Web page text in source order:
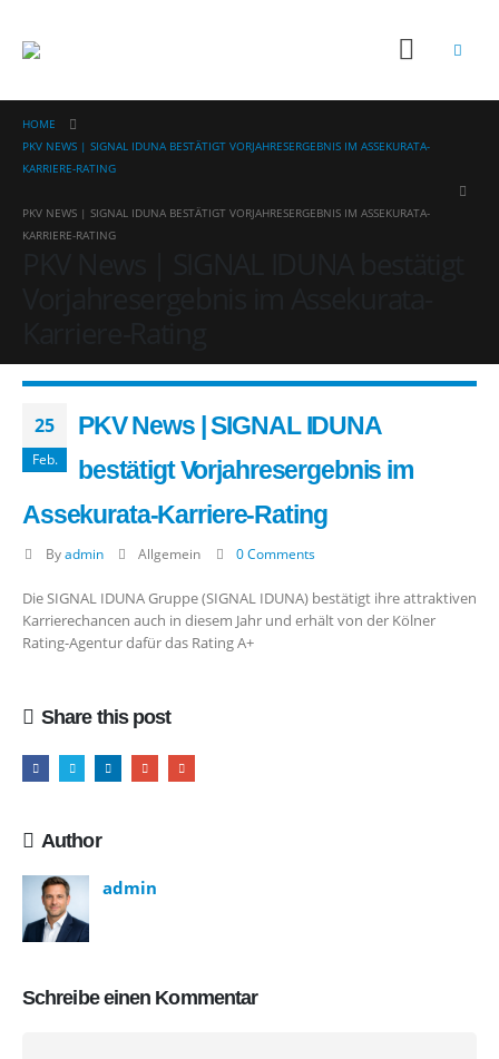
HOME
PKV NEWS | SIGNAL IDUNA BESTÄTIGT VORJAHRESERGEBNIS IM ASSEKURATA-
KARRIERE-RATING
PKV NEWS | SIGNAL IDUNA BESTÄTIGT VORJAHRESERGEBNIS IM ASSEKURATA-
KARRIERE-RATING
25
Feb.
PKV News | SIGNAL IDUNA
bestätigt Vorjahresergebnis im
Assekurata-Karriere-Rating
By admin Allgemein 0 Comments
Die SIGNAL IDUNA Gruppe (SIGNAL IDUNA) bestätigt ihre attraktiven
Karrierechancen auch in diesem Jahr und erhält von der Kölner
Rating-Agentur dafür das Rating A+
Share this post
Author
admin
Schreibe einen Kommentar